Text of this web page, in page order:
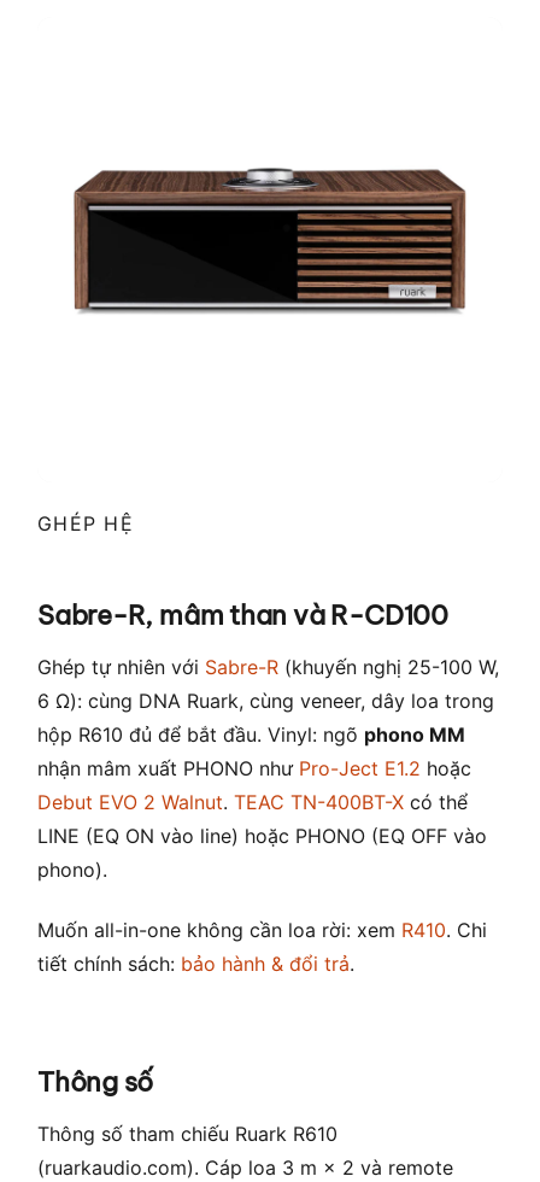
GHÉP HỆ
Sabre-R, mâm than và R-CD100
Ghép tự nhiên với Sabre-R (khuyến nghị 25-100 W,
6 Ω): cùng DNA Ruark, cùng veneer, dây loa trong
hộp R610 đủ để bắt đầu. Vinyl: ngõ phono MM
nhận mâm xuất PHONO như Pro-Ject E1.2 hoặc
Debut EVO 2 Walnut. TEAC TN-400BT-X có thể
LINE (EQ ON vào line) hoặc PHONO (EQ OFF vào
phono).
Muốn all-in-one không cần loa rời: xem R410. Chi
tiết chính sách: bảo hành & đổi trả.
Thông số
Thông số tham chiếu Ruark R610
(ruarkaudio.com). Cáp loa 3 m × 2 và remote